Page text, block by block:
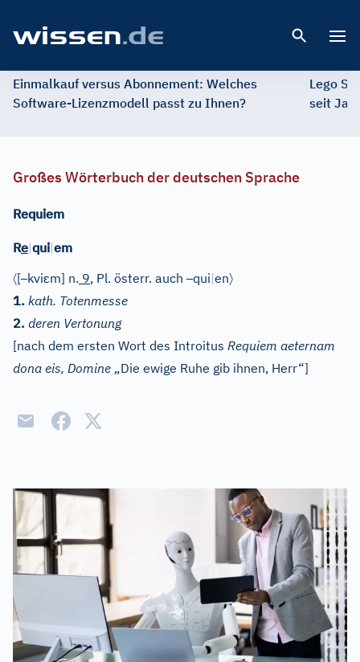
Einmalkauf versus Abonnement: Welches
Software-Lizenzmodell passt zu Ihnen?
Lego
seit
Großes Wörterbuch der deutschen Sprache
Requiem
Re|qui|em
〈[–kviɛm] n. 9, Pl. österr. auch–qui|en〉
1. kath. Totenmesse
2. deren Vertonung
[nach dem ersten Wort des Introitus Requiem aeternam
dona eis, Domine „Die ewige Ruhe gib ihnen, Herr“]